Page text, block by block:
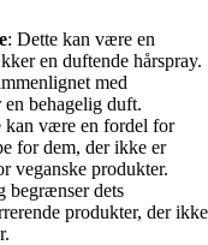
: Dette kan være en
en duftende hårspray.
med
behagelig duft.
kan være en fordel for
for dem, der ikke er
veganske produkter.
begrænser dets
produkter, der ikke